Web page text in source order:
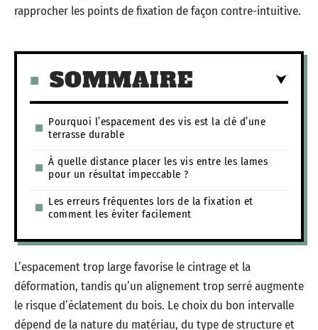
rapprocher les points de fixation de façon contre-intuitive.
SOMMAIRE
Pourquoi l’espacement des vis est la clé d’une
terrasse durable
À quelle distance placer les vis entre les lames
pour un résultat impeccable ?
Les erreurs fréquentes lors de la fixation et
comment les éviter facilement
L’espacement trop large favorise le cintrage et la
déformation, tandis qu’un alignement trop serré augmente
le risque d’éclatement du bois. Le choix du bon intervalle
dépend de la nature du matériau, du type de structure et